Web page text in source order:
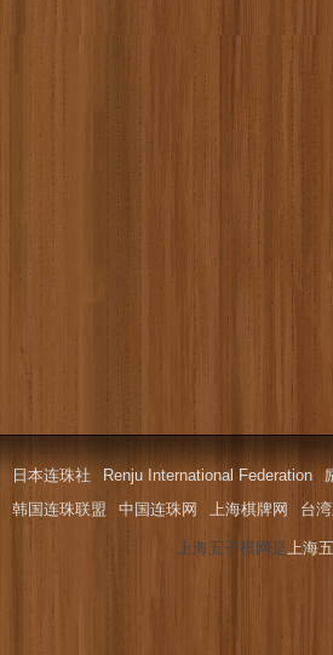
日本连珠社 Renju International Federation
韩国连珠联盟
中国连珠网 上海棋牌网 台
上海五子棋网是上海